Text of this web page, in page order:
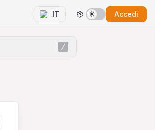
IT Accedi